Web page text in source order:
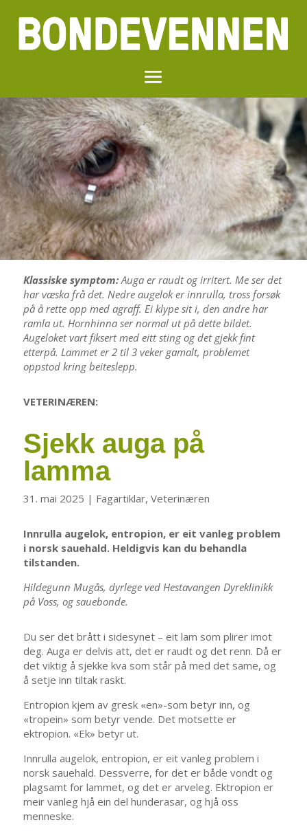
Klassiske symptom:Auga er raudt og irritert. Me ser det
har væska frå det. Nedre augelok er innrulla, tross forsøk
på å rette opp med agraff. Ei klype sit i, den andre har
ramla ut. Hornhinna ser normal ut på dette bildet.
Augeloket vart fiksert med eitt sting og det gjekk fint
etterpå. Lammet er 2 til 3 veker gamalt, problemet
oppstod kring beiteslepp.
VETERINÆREN:
Sjekk auga på
lamma
31. mai 2025 | Fagartiklar, Veterinæren
Innrulla augelok, entropion, er eit vanleg problem
i norsk sauehald. Heldigvis kan du behandla
tilstanden.
Hildegunn Mugås, dyrlege ved Hestavangen Dyreklinikk
på Voss, og sauebonde.
Du ser det brått i sidesynet – eit lam som plirer imot
deg. Auga er delvis att, det er raudt og det renn. Då er
det viktig å sjekke kva som står på med det same, og
å setje inn tiltak raskt.
Entropion kjem av gresk «en»-som betyr inn, og
«tropein» som betyr vende. Det motsette er
ektropion. «Ek» betyr ut.
Innrulla augelok, entropion, er eit vanleg problem i
norsk sauehald. Dessverre, for det er både vondt og
plagsamt for lammet, og det er arveleg. Ektropion er
meir vanleg hjå ein del hunderasar, og hjå oss
menneske.